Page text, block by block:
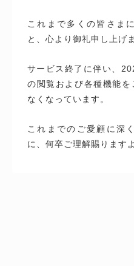
これまで多くの皆さま
と、心より御礼申し上げ
サービス終了に伴い、
の閲覧および各種機能を
なくなっています。
これまでのご愛顧に深
に、何卒ご理解賜ります